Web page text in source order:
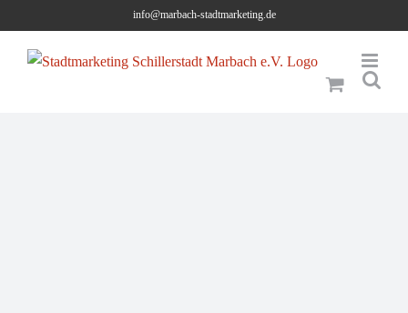
content
info@marbach-stadtmarketing.de